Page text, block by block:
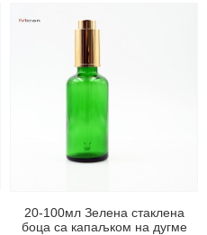
20-100мл Зелена стаклена
боца са капаљком на дугме